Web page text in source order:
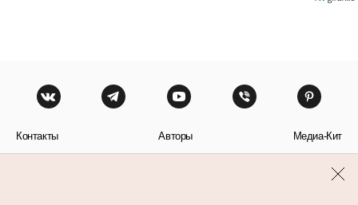
Контакты Авторы Медиа-Кит